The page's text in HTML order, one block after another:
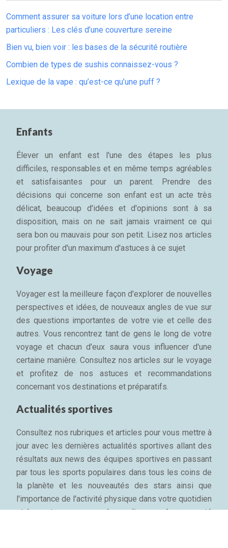
Comment assurer sa voiture lors d’une location entre
particuliers : Les clés d’une couverture sereine
Bien vu, bien voir : les bases de la sécurité routière
Combien de types de sushis connaissez-vous ?
Lexique de la vape : qu’est-ce qu’une puff ?
Enfants
Élever un enfant est l'une des étapes les plus
difficiles, responsables et en même temps agréables
et satisfaisantes pour un parent. Prendre des
décisions qui concerne son enfant est un acte très
délicat, beaucoup d'idées et d'opinions sont à sa
disposition, mais on ne sait jamais vraiment ce qui
sera bon ou mauvais pour son petit. Lisez nos articles
pour profiter d'un maximum d'astuces à ce sujet
Voyage
Voyager est la meilleure façon d'explorer de nouvelles
perspectives et idées, de nouveaux angles de vue sur
des questions importantes de votre vie et celle des
autres. Vous rencontrez tant de gens le long de votre
voyage et chacun d'eux saura vous influencer d'une
certaine manière. Consultez nos articles sur le voyage
et profitez de nos astuces et recommandations
concernant vos destinations et préparatifs.
Actualités sportives
Consultez nos rubriques et articles pour vous mettre à
jour avec les dernières actualités sportives allant des
résultats aux news des équipes sportives en passant
par tous les sports populaires dans tous les coins de
la planète et les nouveautés des stars ainsi que
l'importance de l'activité physique dans votre quotidien
et les astuces pour garder sa ligne, sa bonne santé